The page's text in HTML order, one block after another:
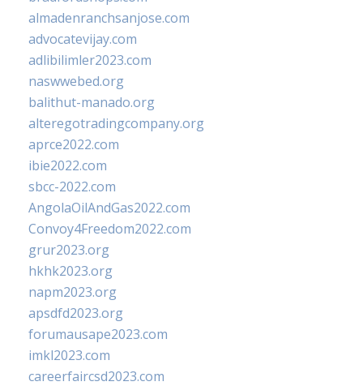
almadenranchsanjose.com
advocatevijay.com
adlibilimler2023.com
naswwebed.org
balithut-manado.org
alteregotradingcompany.org
aprce2022.com
ibie2022.com
sbcc-2022.com
AngolaOilAndGas2022.com
Convoy4Freedom2022.com
grur2023.org
hkhk2023.org
napm2023.org
apsdfd2023.org
forumausape2023.com
imkl2023.com
careerfaircsd2023.com